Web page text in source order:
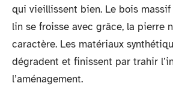
qui vieillissent bien. Le bois
lin se froisse avec grâce, la pierre
caractère. Les matériaux
dégradent et finissent par trahir
l’aménagement.